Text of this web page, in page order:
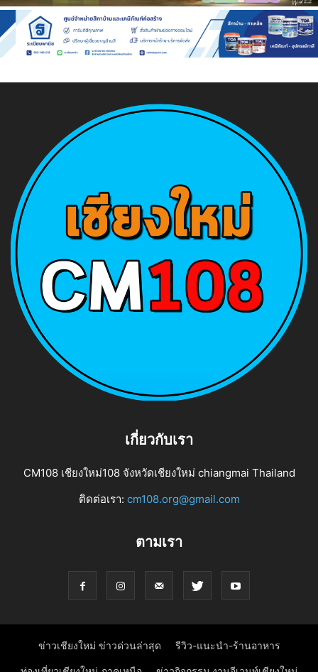
เกี่ยวกับเรา
CM108 เชียงใหม่108 จังหวัดเชียงใหม่ chiangmai Thailand
ติดต่อเรา: cm108.org@gmail.com
ตามเรา
ข่าวเชียงใหม่ ข่าวด่วนล่าสุด รีวิว-แนะนำ-ร้านอาหาร